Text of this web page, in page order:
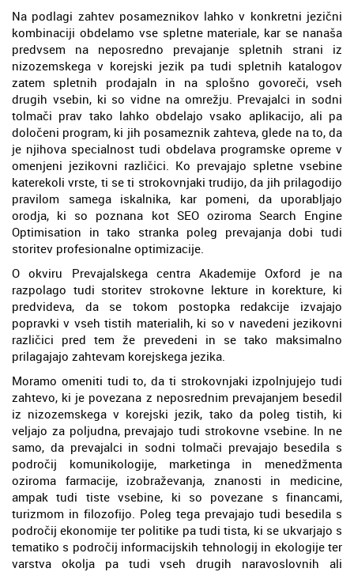
Na podlagi zahtev posameznikov lahko v konkretni jezični
kombinaciji obdelamo vse spletne materiale, kar se nanaša
predvsem na neposredno prevajanje spletnih strani iz
nizozemskega v korejski jezik pa tudi spletnih katalogov
zatem spletnih prodajaln in na splošno govoreči, vseh
drugih vsebin, ki so vidne na omrežju. Prevajalci in sodni
tolmači prav tako lahko obdelajo vsako aplikacijo, ali pa
določeni program, ki jih posameznik zahteva, glede na to, da
je njihova specialnost tudi obdelava programske opreme v
omenjeni jezikovni različici. Ko prevajajo spletne vsebine
katerekoli vrste, ti se ti strokovnjaki trudijo, da jih prilagodijo
pravilom samega iskalnika, kar pomeni, da uporabljajo
orodja, ki so poznana kot SEO oziroma Search Engine
Optimisation in tako stranka poleg prevajanja dobi tudi
storitev profesionalne optimizacije.
O okviru Prevajalskega centra Akademije Oxford je na
razpolago tudi storitev strokovne lekture in korekture, ki
predvideva, da se tokom postopka redakcije izvajajo
popravki v vseh tistih materialih, ki so v navedeni jezikovni
različici pred tem že prevedeni in se tako maksimalno
prilagajajo zahtevam korejskega jezika.
Moramo omeniti tudi to, da ti strokovnjaki izpolnjujejo tudi
zahtevo, ki je povezana z neposrednim prevajanjem besedil
iz nizozemskega v korejski jezik, tako da poleg tistih, ki
veljajo za poljudna, prevajajo tudi strokovne vsebine. In ne
samo, da prevajalci in sodni tolmači prevajajo besedila s
področij komunikologije, marketinga in menedžmenta
oziroma farmacije, izobraževanja, znanosti in medicine,
ampak tudi tiste vsebine, ki so povezane s financami,
turizmom in filozofijo. Poleg tega prevajajo tudi besedila s
področij ekonomije ter politike pa tudi tista, ki se ukvarjajo s
tematiko s področij informacijskih tehnologij in ekologije ter
varstva okolja pa tudi vseh drugih naravoslovnih ali